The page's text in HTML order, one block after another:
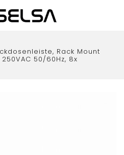
Rack Mount
50/60Hz, 8x